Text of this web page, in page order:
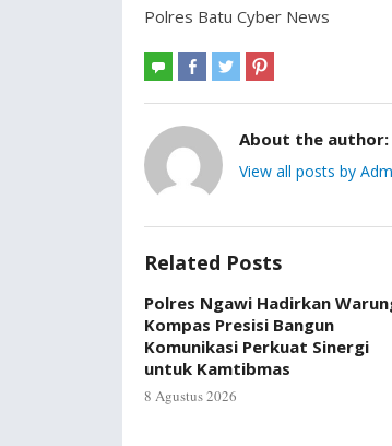
Polres Batu Cyber News
About the author:
View all posts by
Related Posts
Polres Ngawi Hadirkan
Kompas Presisi Bangun
Komunikasi Perkuat Sinergi
untuk Kamtibmas
8 Agustus 2026